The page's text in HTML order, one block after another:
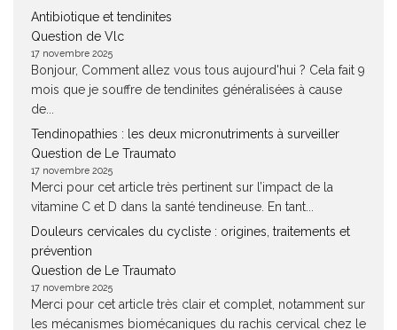
Antibiotique et tendinites
Question de Vlc
17 novembre 2025
Bonjour, Comment allez vous tous aujourd'hui ? Cela fait 9
mois que je souffre de tendinites généralisées à cause
de...
Tendinopathies : les deux micronutriments à surveiller
Question de Le Traumato
17 novembre 2025
Merci pour cet article très pertinent sur l’impact de la
vitamine C et D dans la santé tendineuse. En tant...
Douleurs cervicales du cycliste : origines, traitements et
prévention
Question de Le Traumato
17 novembre 2025
Merci pour cet article très clair et complet, notamment sur
les mécanismes biomécaniques du rachis cervical chez le